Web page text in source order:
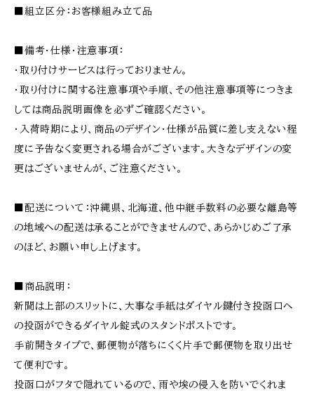
■組立区分：お客様組み立て品
■備考・仕様・注意事項：
・取り付けサービスは行っておりません。
・取り付けに関する注意事項や手順、その他注意事項等につきま
しては商品説明画像を必ずご確認ください。
・入荷時期により、商品のデザイン・仕様が品質に差し支えない程
度に予告なく変更される場合がございます。大きなデザインの変
更はございませんが、ご注意ください。
■配送について：沖縄県、北海道、他中継手数料の必要な離島等
の地域への配送は承ることができませんので、あらかじめご了承
のほど、お願い申し上げます。
■商品説明：
新聞は上部のスリットに、大事な手紙はダイヤル鍵付き投函口へ
の投函ができるダイヤル錠式のスタンドポストです。
手前開きタイプで、郵便物が落ちにくく片手で郵便物を取り出せ
て便利です。
投函口がフタで隠れているので、雨や埃の侵入を防いでくれま